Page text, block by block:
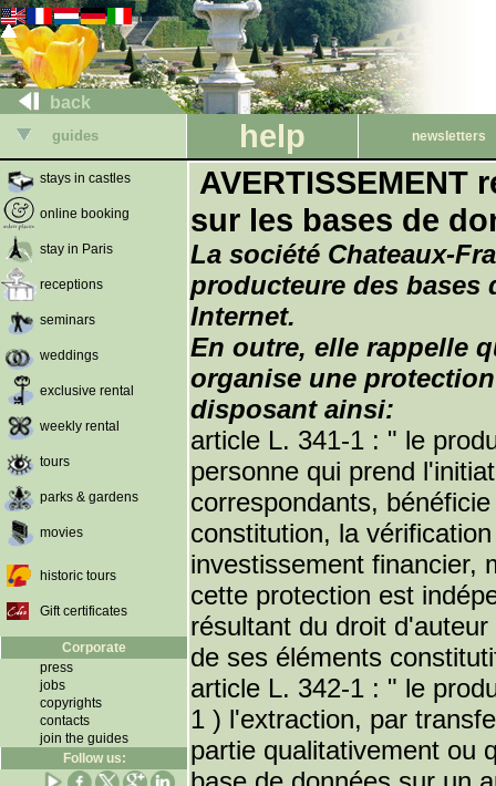
back
guides help newsletters
stays in castles
online booking
stay in Paris
receptions
seminars
weddings
exclusive rental
weekly rental
tours
parks & gardens
movies
historic tours
Gift certificates
Corporate
press
jobs
copyrights
contacts
join the guides
Follow us:
sur les bases de
La société Chateaux-
producteure des bases
Internet.
En outre, elle rappelle
organise une
disposant ainsi:
article L. 341-1 : " le
personne qui prend
correspondants,
constitution, la
investissement financier,
cette protection est
résultant du droit
de ses éléments
article L. 342-1 : " le
1 ) l'extraction, par
partie qualitativement ou